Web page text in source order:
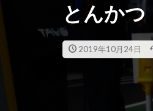
とんかつ
2019年10月24日